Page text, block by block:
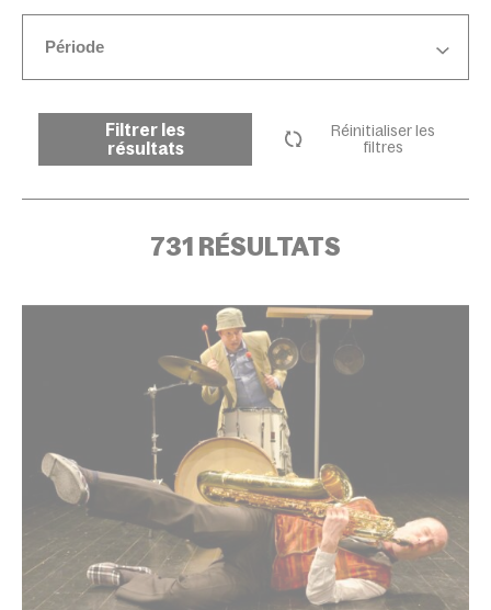
Période
Filtrer les
résultats
Réinitialiser les
filtres
731 RÉSULTATS